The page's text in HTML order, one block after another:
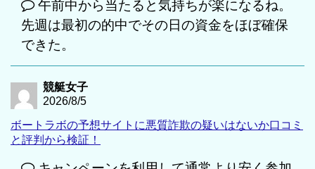
午前中から当たると気持ちが楽になるね。
先週は最初の的中でその日の資金をほぼ確保
できた。
競艇女子
2026/8/5
ボートラボの予想サイトに悪質詐欺の疑いはないか口コミ
と評判から検証！